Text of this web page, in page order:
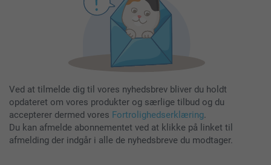
Ved at tilmelde dig til vores nyhedsbrev bliver du holdt
opdateret om vores produkter og særlige tilbud og du
accepterer dermed vores Fortrolighedserklæring.
Du kan afmelde abonnementet ved at klikke på linket til
afmelding der indgår i alle de nyhedsbreve du modtager.